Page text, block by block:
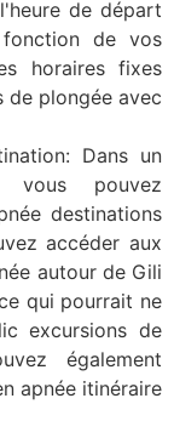
de départ
de vos
horaires fixes
de plongée avec
Dans un
vous pouvez
destinations
accéder aux
autour de Gili
qui pourrait ne
excursions de
également
apnée itinéraire